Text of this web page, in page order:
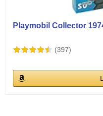
Playmobil Collector
(397)